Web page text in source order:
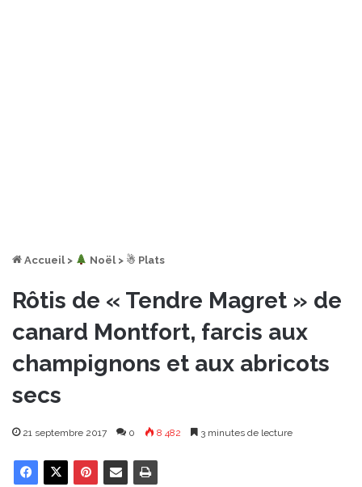
Accueil > ︎ Noël > ☃ Plats
Rôtis de « Tendre Magret » de
canard Montfort, farcis aux
champignons et aux abricots
secs
21 septembre 2017 0 8 482 3 minutes de lecture